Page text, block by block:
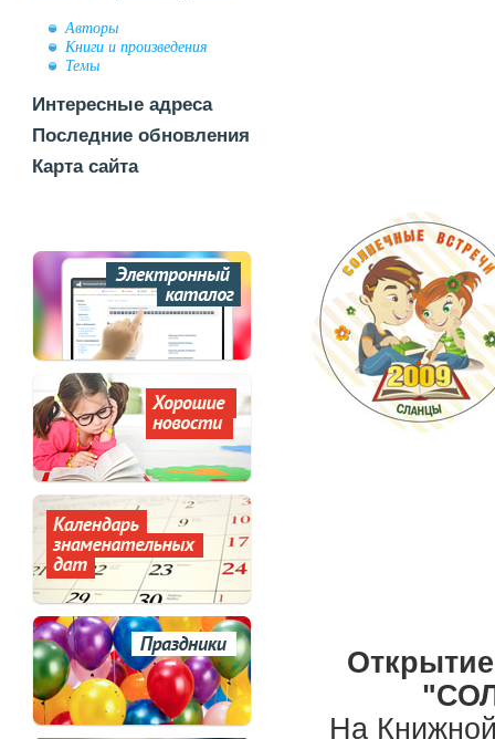
Авторы
Книги и произведения
Темы
Интересные адреса
Последние обновления
Карта сайта
На